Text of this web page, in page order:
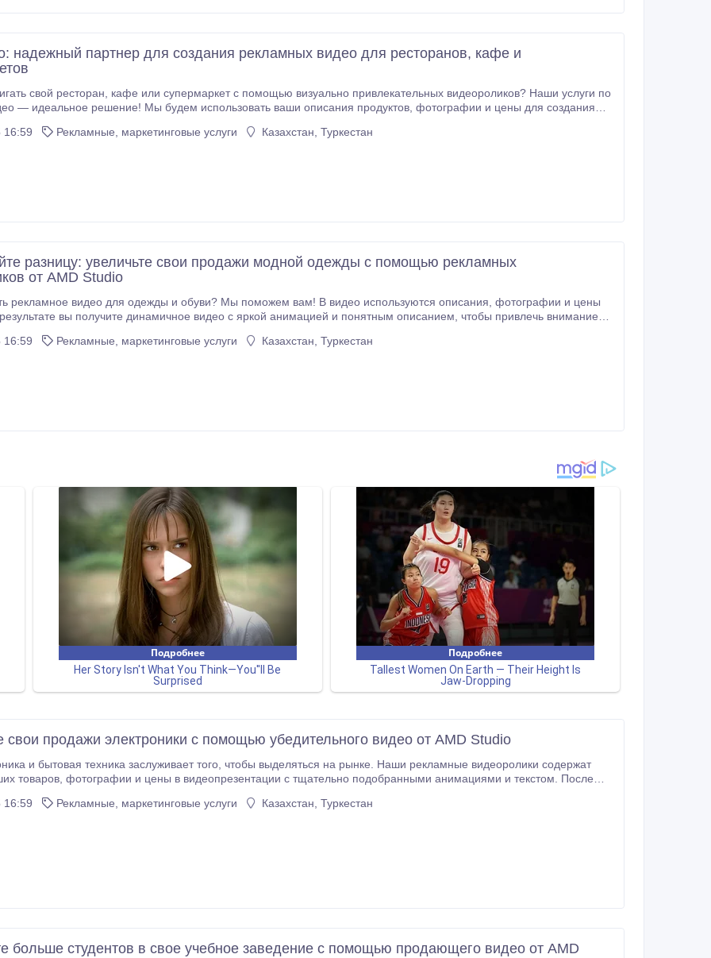
надежный партнер для создания рекламных видео для ресторанов, кафе и
с помощью визуально привлекательных видеороликов? Наши услуги по
решение! Мы будем использовать ваши описания продуктов, фотографии и цены для создания
гармоничного представления.
16:59 Рекламные, маркетинговые услуги Казахстан, Туркестан
разницу: увеличьте свои продажи модной одежды с помощью рекламных
от AMD Studio
рекламное видео для одежды и обуви? Мы поможем вам! В видео используются описания, фотографии и цены
вы получите динамичное видео с яркой анимацией и понятным описанием, чтобы привлечь внимание
16:59
Рекламные, маркетинговые услуги Казахстан, Туркестан
свои продажи электроники с помощью убедительного видео от AMD Studio
заслуживает того, чтобы выделяться на рынке. Наши рекламные видеоролики содержат
подобранными анимациями и текстом. После
16:59
Рекламные, маркетинговые услуги Казахстан, Туркестан
больше студентов в свое учебное заведение с помощью продающего видео от AMD